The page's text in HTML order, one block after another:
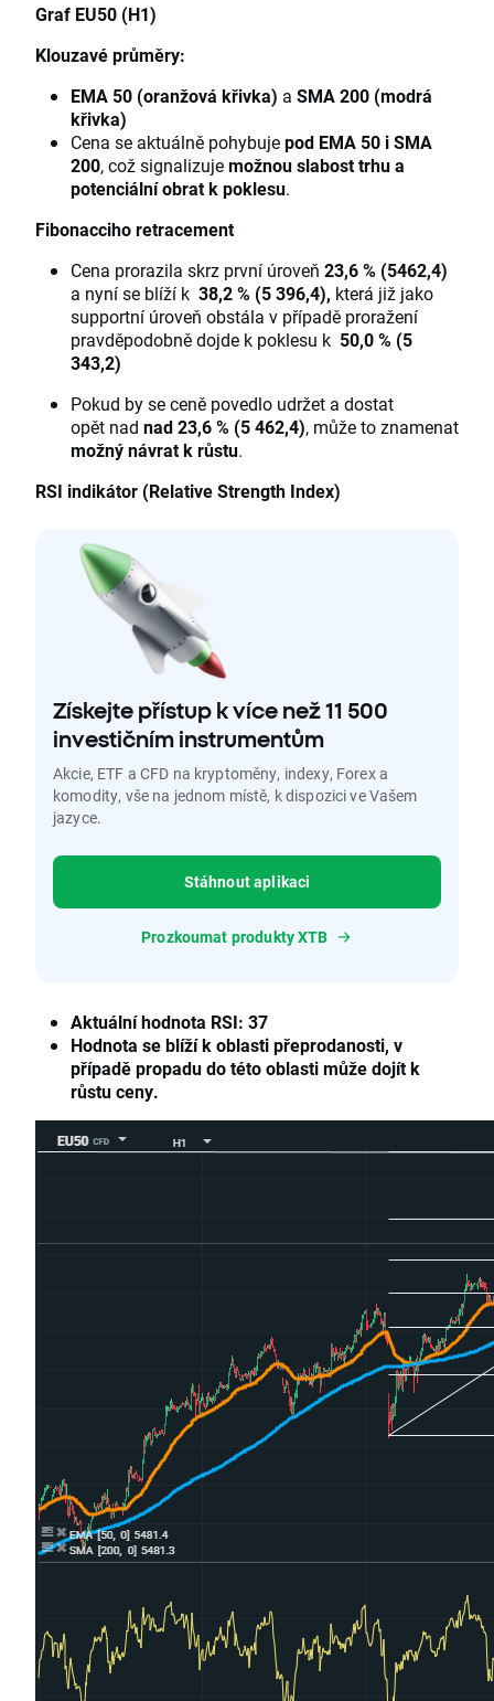
Graf EU50 (H1)
Klouzavé průměry:
EMA 50 (oranžová křivka) a SMA 200 (modrá
křivka)
Cena se aktuálně pohybujepod EMA 50 i SMA
200, což signalizujemožnou slabost trhu a
potenciální obrat k poklesu.
Fibonacciho retracement
Cena prorazila skrz první úroveň 23,6 % (5462,4)
a nyní se blíží k 38,2 % (5 396,4), která již jako
supportní úroveň obstála v případě proražení
pravděpodobně dojde k poklesu k 50,0 % (5
343,2)
Pokud by se ceně povedlo udržet a dostat
opět nad nad 23,6 % (5 462,4), může to znamenat
možný návrat k růstu.
RSI indikátor (Relative Strength Index)
Získejte přístup k více než 11 500
investičním instrumentům
Akcie, ETF a CFD na kryptoměny, indexy, Forex a
komodity, vše na jednom místě, k dispozici ve Vašem
jazyce.
Stáhnout aplikaci
Prozkoumat produkty XTB
Aktuální hodnota RSI: 37
Hodnota se blíží k oblasti přeprodanosti, v
případě propadu do této oblasti může dojít k
růstu ceny.